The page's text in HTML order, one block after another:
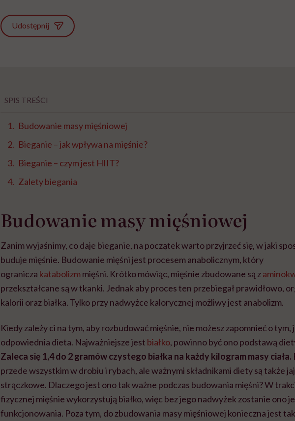
Udostępnij
SPIS TREŚCI
Budowanie masy mięśniowej
Bieganie – jak wpływa na mięśnie?
Bieganie – czym jest HIIT?
Zalety biegania
Budowanie masy mięśniowej
Zanim wyjaśnimy, co daje bieganie, na początek warto przyjrzeć się, w jaki
buduje mięśnie. Budowanie mięśni jest procesem anabolicznym, który
ogranicza katabolizm mięśni. Krótko mówiąc, mięśnie zbudowane są z
przekształcane są w tkanki. Jednak aby proces ten przebiegał prawidłowo,
kalorii oraz białka. Tylko przy nadwyżce kalorycznej możliwy jest anabolizm.
Kiedy zależy ci na tym, aby rozbudować mięśnie, nie możesz zapomnieć o tym,
odpowiednia dieta. Najważniejsze jest białko, powinno być ono podstawą
Zaleca się 1,4 do 2 gramów czystego białka na każdy kilogram masy ciała.
przede wszystkim w drobiu i rybach, ale ważnymi składnikami diety są także
strączkowe. Dlaczego jest ono tak ważne podczas budowania mięśni? W
fizycznej mięśnie wykorzystują białko, więc bez jego nadwyżek zostanie ono
funkcjonowania. Poza tym, do zbudowania masy mięśniowej konieczna jest